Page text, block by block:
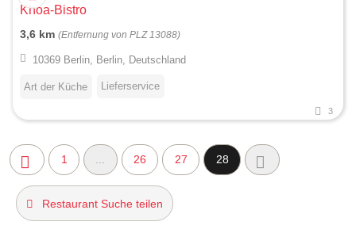
Khoa-Bistro
3,6 km (Entfernung von PLZ 13088)
10369 Berlin, Berlin, Deutschland
Art der Küche Lieferservice
3
1 26 27 28
Restaurant Suche teilen